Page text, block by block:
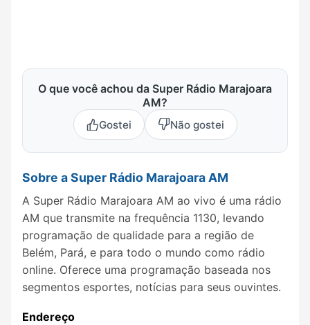
O que você achou da Super Rádio Marajoara
AM?
Gostei Não gostei
Sobre a Super Rádio Marajoara AM
A Super Rádio Marajoara AM ao vivo é uma rádio
AM que transmite na frequência 1130, levando
programação de qualidade para a região de
Belém, Pará, e para todo o mundo como rádio
online. Oferece uma programação baseada nos
segmentos esportes, notícias para seus ouvintes.
Endereço